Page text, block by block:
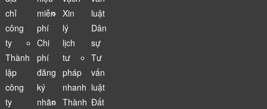
chỉ
công
ty
Thành
lập
công
ty
miễn
phí
Chi
phí
đăng
ký
nhãn
Xin
lý
lịch
tư
pháp
nhanh
Thành
luật
Dân
sự
Tư
vấn
luật
Đất